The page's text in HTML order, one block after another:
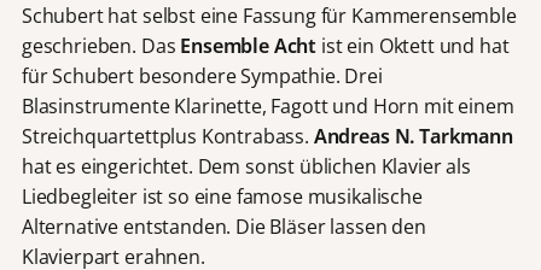
Schubert hat selbst eine Fassung für Kammerensemble
geschrieben. Das Ensemble Acht ist ein Oktett und hat
für Schubert besondere Sympathie. Drei
Blasinstrumente Klarinette, Fagott und Horn mit einem
Streichquartettplus Kontrabass. Andreas N. Tarkmann
hat es eingerichtet. Dem sonst üblichen Klavier als
Liedbegleiter ist so eine famose musikalische
Alternative entstanden. Die Bläser lassen den
Klavierpart erahnen.